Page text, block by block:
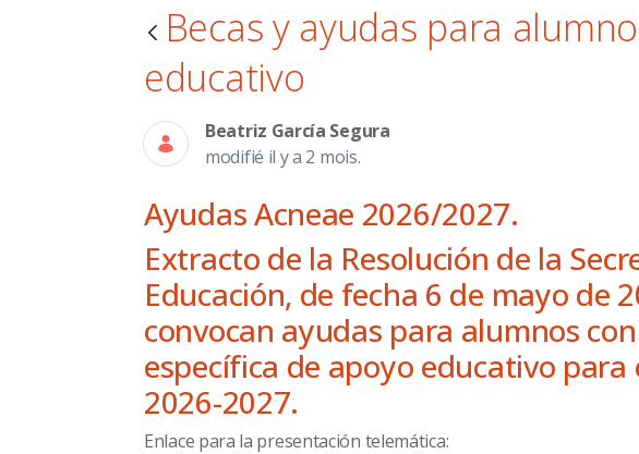
Becas y ayudas para
educativo
Beatriz García Segura
modifié il y a 2 mois.
Ayudas Acneae 2026/2027.
Extracto de la Resolución de la
Educación, de fecha 6 de mayo de
convocan ayudas para alumnos
específica de apoyo educativo para
2026-2027.
Enlace para la presentación telemática: